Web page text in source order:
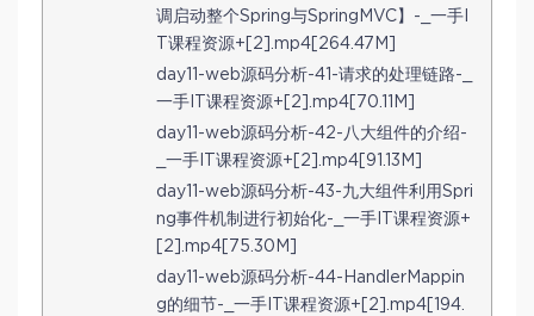
调启动整个Spring与SpringMVC】-_一手I
T课程资源+[2].mp4[264.47M]
day11-web源码分析-41-请求的处理链路-_
一手IT课程资源+[2].mp4[70.11M]
day11-web源码分析-42-八大组件的介绍-
_一手IT课程资源+[2].mp4[91.13M]
day11-web源码分析-43-九大组件利用Spri
ng事件机制进行初始化-_一手IT课程资源+
[2].mp4[75.30M]
day11-web源码分析-44-HandlerMappin
g的细节-_一手IT课程资源+[2].mp4[194.